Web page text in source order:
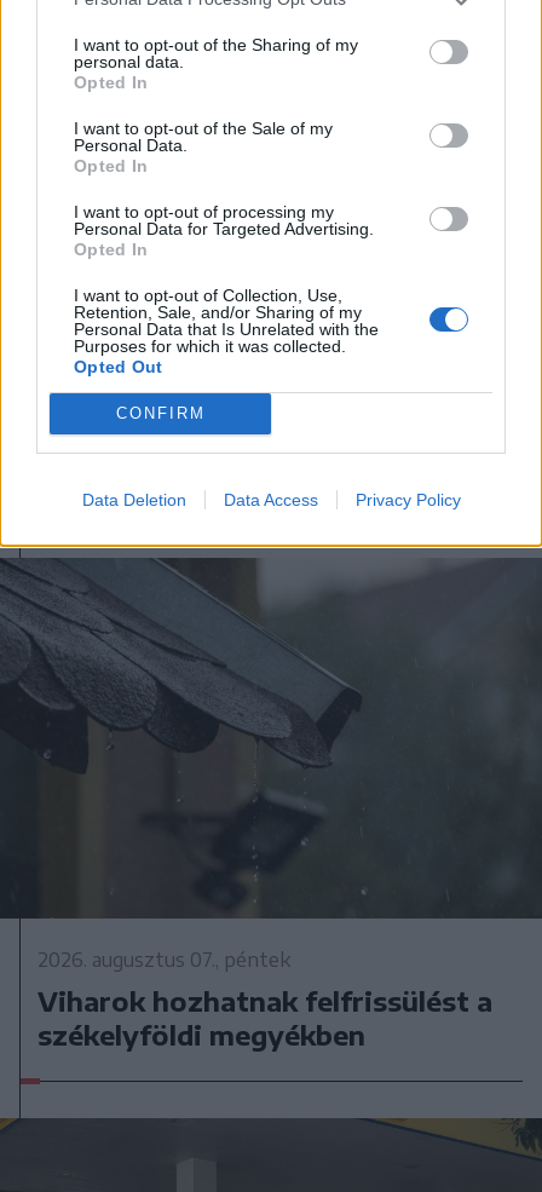
I want to opt-out of the Sharing of my
personal data.
Opted In
I want to opt-out of the Sale of my
Personal Data.
Opted In
I want to opt-out of processing my
Personal Data for Targeted Advertising.
Opted In
I want to opt-out of Collection, Use,
Retention, Sale, and/or Sharing of my
Personal Data that Is Unrelated with the
Purposes for which it was collected.
Opted Out
CONFIRM
Data Deletion Data Access Privacy Policy
2026. augusztus 07., péntek
Elsőfokú árvízvédelmi készültség
2026. augusztus 07., péntek
Viharok hozhatnak felfrissülést a
székelyföldi megyékben